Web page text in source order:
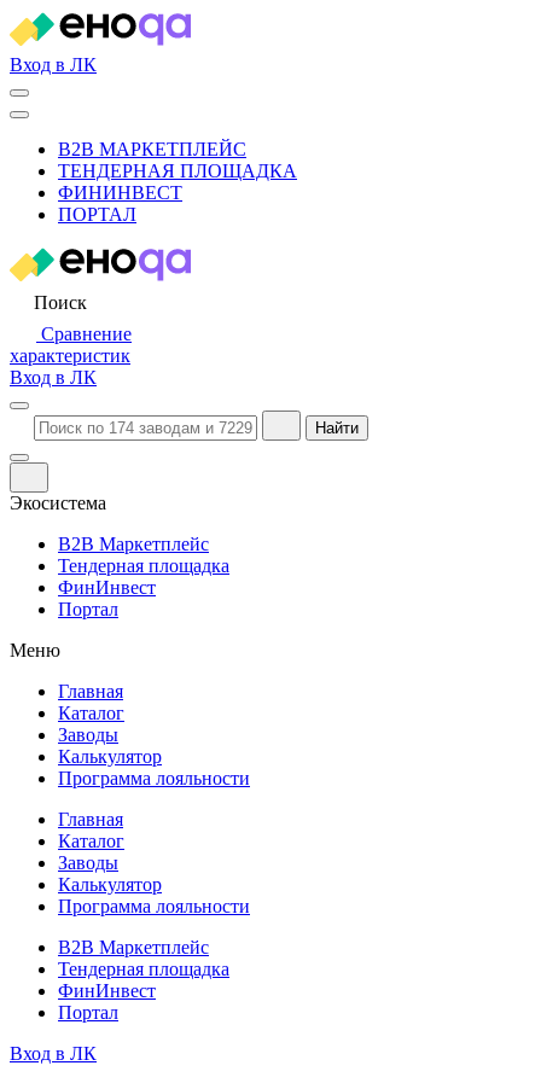
Вход в ЛК
B2B МАРКЕТПЛЕЙС
ТЕНДЕРНАЯ ПЛОЩАДКА
ФИНИНВЕСТ
ПОРТАЛ
Поиск
Сравнение
характеристик
Вход в ЛК
Найти
Экосистема
B2B Маркетплейс
Тендерная площадка
ФинИнвест
Портал
Меню
Главная
Каталог
Заводы
Калькулятор
Программа лояльности
Главная
Каталог
Заводы
Калькулятор
Программа лояльности
B2B Маркетплейс
Тендерная площадка
ФинИнвест
Портал
Вход в ЛК